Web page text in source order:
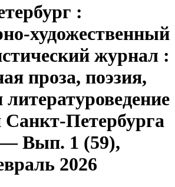
:
художественный
журнал :
проза, поэзия,
Санкт-Петербурга
— Вып. 1 (59),
2026